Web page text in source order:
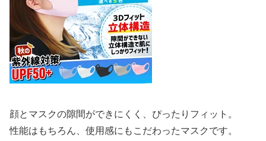
顔とマスクの隙間ができにくく、ぴったりフィット。
性能はもちろん、使用感にもこだわったマスクです。